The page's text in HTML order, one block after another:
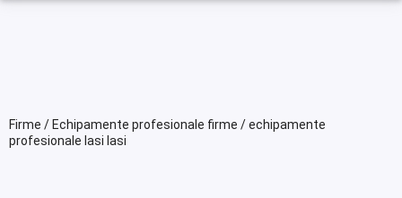
Firme / Echipamente profesionale firme / echipamente
profesionale Iasi Iasi